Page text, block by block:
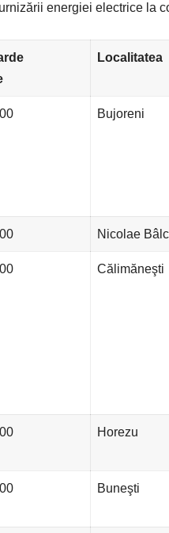
energiei electrice la
de
Localitatea
Bujoreni
Nicolae
Călimăneşti
Horezu
Buneşti